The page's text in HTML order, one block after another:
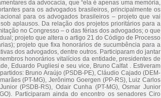
da advocacia, que “ela é apenas uma memória,
para os advogados brasileiros, principalmente os
para os advogados brasileiros – projeto que vai
aplausos. Da relação dos projetos prioritários para a
no Congresso – o das férias dos advogados; o que
projeto que altera o artigo 21 do Código de Processo
projeto que fixa honorários de sucumbência para a
dos advogados, dentre outros. Participaram do jantar
honorários vitalícios da entidade, presidentes de
Eduardo Pugliesi e seu vice, Bruno Calfat . Estiveram
Bruno Araújo (PSDB-PE), Cláudio Cajado (DEM-
(PT-MG), Jerônimo Goergen (PP-RS), Luiz Carlos
(PSDB-RS), Odair Cunha (PT-MG), Osmar Junior
Participaram ainda do encontro os senadores Ciro